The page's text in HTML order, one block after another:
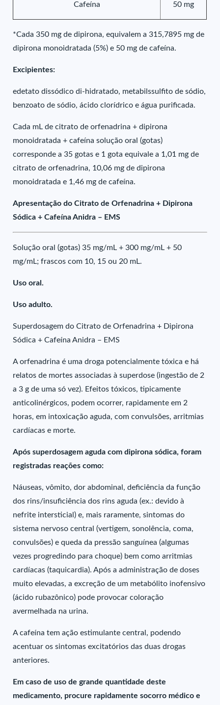
Cafeína 50 mg
*Cada 350 mg de dipirona, equivalem a 315,7895 mg de
dipirona monoidratada (5%) e 50 mg de cafeína.
Excipientes:
edetato dissódico di-hidratado, metabilssulfito de sódio,
benzoato de sódio, ácido clorídrico e água purificada.
Cada mL de citrato de orfenadrina + dipirona
monoidratada + cafeína solução oral (gotas)
corresponde a 35 gotas e 1 gota equivale a 1,01 mg de
citrato de orfenadrina, 10,06 mg de dipirona
monoidratada e 1,46 mg de cafeína.
Apresentação do Citrato de Orfenadrina + Dipirona
Sódica + Cafeína Anidra – EMS
Solução oral (gotas) 35 mg/mL + 300 mg/mL + 50
mg/mL; frascos com 10, 15 ou 20 mL.
Uso oral.
Uso adulto.
Superdosagem do Citrato de Orfenadrina + Dipirona
Sódica + Cafeína Anidra – EMS
A orfenadrina é uma droga potencialmente tóxica e há
relatos de mortes associadas à superdose (ingestão de 2
a 3 g de uma só vez). Efeitos tóxicos, tipicamente
anticolinérgicos, podem ocorrer, rapidamente em 2
horas, em intoxicação aguda, com convulsões, arritmias
cardíacas e morte.
Após superdosagem aguda com dipirona sódica, foram
registradas reações como:
Náuseas, vômito, dor abdominal, deficiência da função
dos rins/insuficiência dos rins aguda (ex.: devido à
nefrite intersticial) e, mais raramente, sintomas do
sistema nervoso central (vertigem, sonolência, coma,
convulsões) e queda da pressão sanguínea (algumas
vezes progredindo para choque) bem como arritmias
cardíacas (taquicardia). Após a administração de doses
muito elevadas, a excreção de um metabólito inofensivo
(ácido rubazônico) pode provocar coloração
avermelhada na urina.
A cafeína tem ação estimulante central, podendo
acentuar os sintomas excitatórios das duas drogas
anteriores.
Em caso de uso de grande quantidade deste
medicamento, procure rapidamente socorro médico e